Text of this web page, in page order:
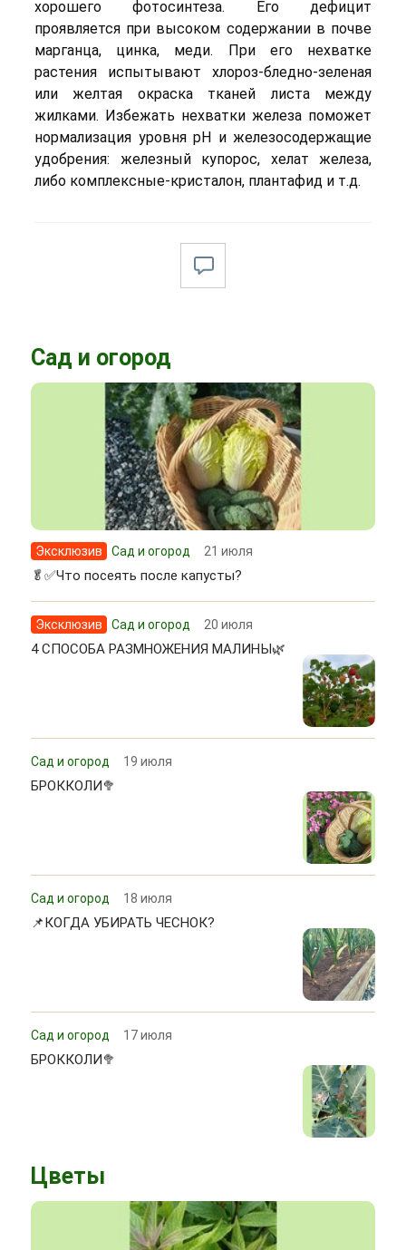
хорошего фотосинтеза. Его дефицит
проявляется при высоком содержании в почве
марганца, цинка, меди. При его нехватке
растения испытывают хлороз-бледно-зеленая
или желтая окраска тканей листа между
жилками. Избежать нехватки железа поможет
нормализация уровня рН и железосодержащие
удобрения: железный купорос, хелат железа,
либо комплексные-кристалон, плантафид и т.д.
Сад и огород
Эксклюзив Сад и огород 21 июля
🥬✅Что посеять после капусты?
Эксклюзив Сад и огород 20 июля
4 СПОСОБА РАЗМНОЖЕНИЯ МАЛИНЫ🌿
Сад и огород 19 июля
БРОККОЛИ🥦
Сад и огород 18 июля
📌КОГДА УБИРАТЬ ЧЕСНОК?
Сад и огород 17 июля
БРОККОЛИ🥦
Цветы